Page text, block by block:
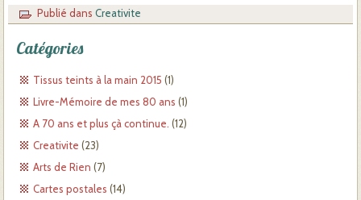
Publié dans Creativite
Catégories
Tissus teints à la main 2015 (1)
Livre-Mémoire de mes 80 ans (1)
A 70 ans et plus çà continue. (12)
Creativite (23)
Arts de Rien (7)
Cartes postales (14)